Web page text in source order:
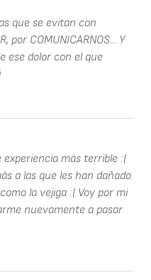
que se evitan con
por COMUNICARNOS... Y
ese dolor con el que
experiencia más terrible :(
a las que les han dañado
la vejiga :( Voy por mi
nuevamente a pasar